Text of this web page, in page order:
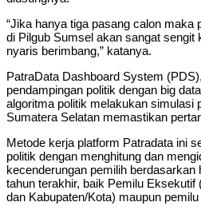
“Jika hanya tiga pasang calon maka
di Pilgub Sumsel akan sangat sengit
nyaris berimbang,” katanya.
PatraData Dashboard System
pendampingan politik dengan big
algoritma politik melakukan simulasi
Sumatera Selatan memastikan
Metode kerja platform Patradata ini
politik dengan menghitung dan
kecenderungan pemilih
tahun terakhir, baik Pemilu
dan Kabupaten/Kota) maupun pemilu